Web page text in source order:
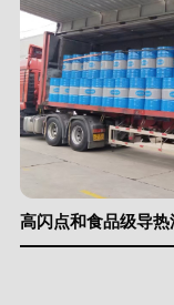
高闪点和食品级导热